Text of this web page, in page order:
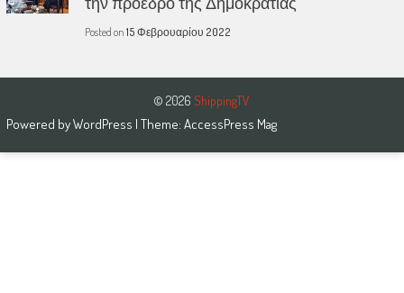
Posted on 15 Φεβρουαρίου 2022
© 2026 ShippingTV
Powered byWordPress | Theme: AccessPress Mag